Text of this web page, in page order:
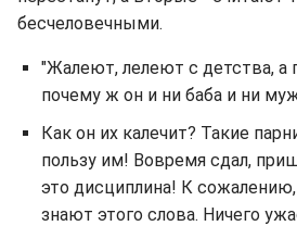
бесчеловечными.
"Жалеют, лелеют с детства, а
почему ж он и ни баба и ни
Как он их калечит? Такие
пользу им! Вовремя сдал,
это дисциплина! К
знают этого слова. Ничего